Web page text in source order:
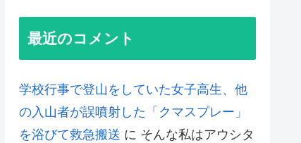
最近のコメント
学校行事で登山をしていた女子高生、他
の入山者が誤噴射した「クマスプレー」
を浴びて救急搬送 に そんな私はアウシタ